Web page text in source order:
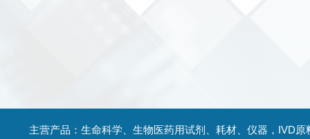
主营产品：生命科学、生物医药用试剂、耗材、仪器，IVD原